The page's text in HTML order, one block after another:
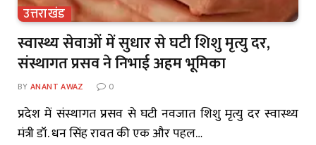
उत्तराखंड
स्वास्थ्य सेवाओं में सुधार से घटी शिशु मृत्यु दर,
संस्थागत प्रसव ने निभाई अहम भूमिका
BY ANANT AWAZ 0
प्रदेश में संस्थागत प्रसव से घटी नवजात शिशु मृत्यु दर स्वास्थ्य
मंत्री डॉ. धन सिंह रावत की एक और पहल…